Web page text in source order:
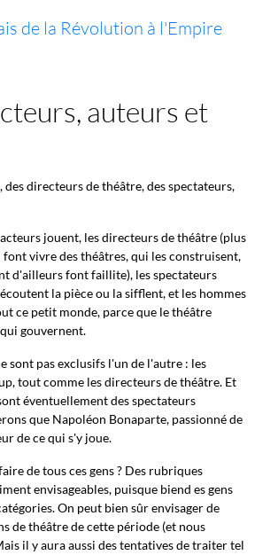
de la Révolution à l'Empire
auteurs et
des directeurs de théâtre, des spectateurs,
jouent, les directeurs de théâtre (plus
vivre des théâtres, qui les construisent,
d'ailleurs font faillite), les spectateurs
la pièce ou la sifflent, et les hommes
ce petit monde, parce que le théâtre
gouvernent.
sont pas exclusifs l'un de l'autre : les
tout comme les directeurs de théâtre. Et
éventuellement des spectateurs
que Napoléon Bonaparte, passionné de
de ce qui s'y joue.
de tous ces gens ? Des rubriques
envisageables, puisque biend es gens
On peut bien sûr envisager de
de théâtre de cette période (et nous
il y aura aussi des tentatives de traiter tel